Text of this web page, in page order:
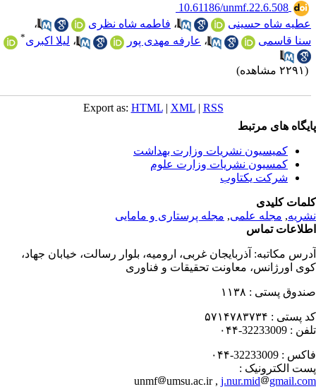
‎ 10.61186/unmf.22.6.508
شاه حسینی
،فاطمه شاه نظری
،
قاسمی
،عارفه مهدی پور ،لیلا اکبری
Export as:HTML |XML|RSS
های مرتبط
کمیسیون نشریات وزارت بهداشت
کمسیون نشریات وزارت علوم
شرکت یکتاوب
کلیدی
,مجله علمی, مجله پرستاری و مامایی
تماس
مکاتبه:آذربایجان غربی، ارومیه، بلوار رسالت، خیابان جهاد،
اورژانس، معاونت تحقیقات و فناوری
پستی : ۱۱۳۸
پستی : ۵۷۱۴۷۸۳۷۳۴
: 32233009-۰۴۴
: 32233009-۰۴۴
الکترونیک :
unmf
umsu.ac.ir ,j.nur.mid